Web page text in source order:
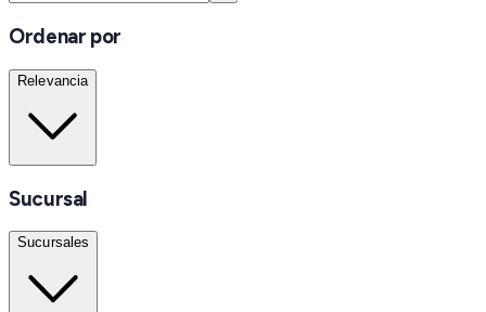
Ordenar por
Relevancia
Sucursal
Sucursales